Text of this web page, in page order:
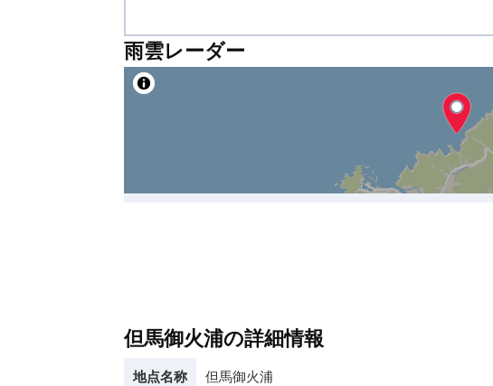
雨雲レーダー
但馬御火浦の詳細情報
地点名称 但馬御火浦